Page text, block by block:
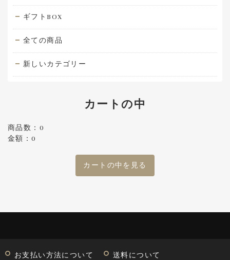
ギフトBOX
全ての商品
新しいカテゴリー
カートの中
商品数：0
金額：0
カートの中を見る
お支払い方法について 送料について